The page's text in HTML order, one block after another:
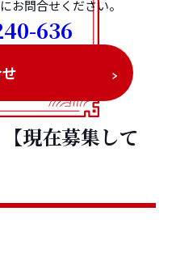
お問合せください。
636
【現在募集して